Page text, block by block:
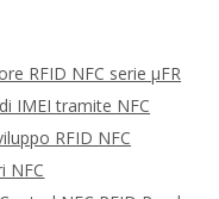
RFID NFC serie μFR
IMEI tramite NFC
RFID NFC
NFC